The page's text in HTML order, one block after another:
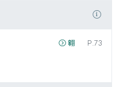
翱 P.73